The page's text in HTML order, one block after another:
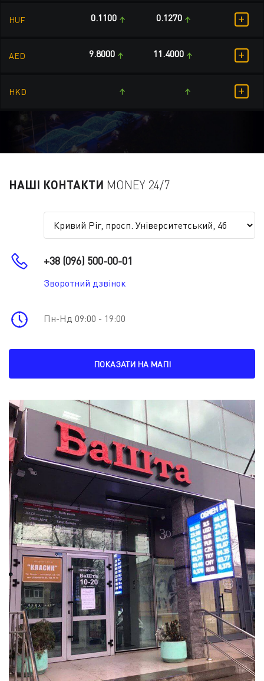
HUF 0.1100 0.1270 +
AED 9.8000 11.4000 +
HKD +
НАШІ КОНТАКТИ MONEY 24/7
+38 (096) 500-00-01
Зворотний дзвінок
Пн-Нд 09:00 - 19:00
ПОКАЗАТИ НА МАПІ